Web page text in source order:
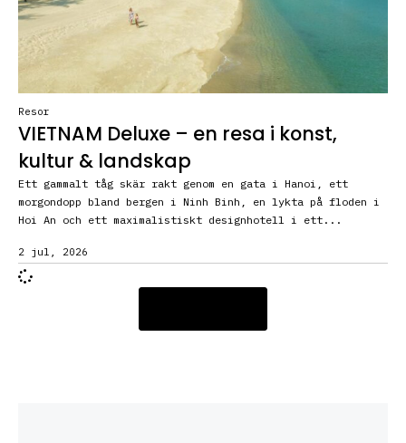
Resor
VIETNAM Deluxe – en resa i konst,
kultur & landskap
Ett gammalt tåg skär rakt genom en gata i Hanoi, ett
morgondopp bland bergen i Ninh Binh, en lykta på floden i
Hoi An och ett maximalistiskt designhotell i ett...
2 jul, 2026